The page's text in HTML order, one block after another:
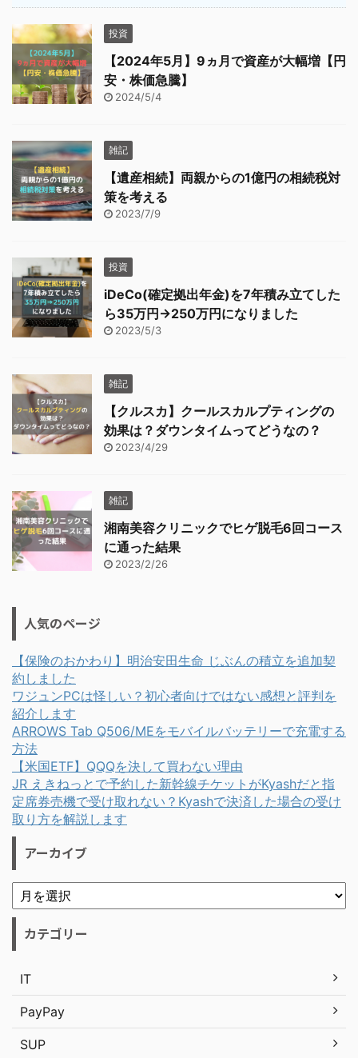
投資
【2024年5月】9ヵ月で資産が大幅増【円
安・株価急騰】
2024/5/4
雑記
【遺産相続】両親からの1億円の相続税対
策を考える
2023/7/9
投資
iDeCo(確定拠出年金)を7年積み立てした
ら35万円→250万円になりました
2023/5/3
雑記
【クルスカ】クールスカルプティングの
効果は？ダウンタイムってどうなの？
2023/4/29
雑記
湘南美容クリニックでヒゲ脱毛6回コース
に通った結果
2023/2/26
人気のページ
【保険のおかわり】明治安田生命 じぶんの積立を追加契
約しました
ワジュンPCは怪しい？初心者向けではない感想と評判を
紹介します
ARROWS Tab Q506/MEをモバイルバッテリーで充電する
方法
【米国ETF】QQQを決して買わない理由
JR えきねっとで予約した新幹線チケットがKyashだと指
定席券売機で受け取れない？Kyashで決済した場合の受け
取り方を解説します
アーカイブ
カテゴリー
IT
PayPay
SUP